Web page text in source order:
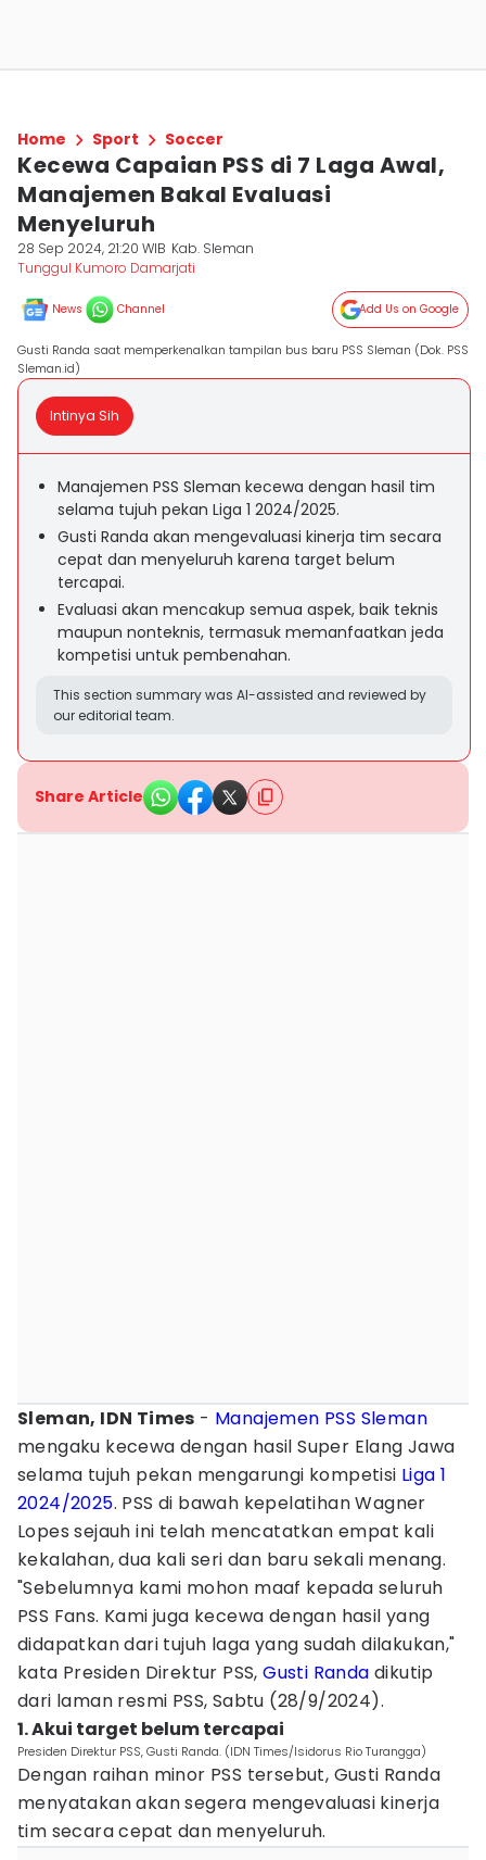
Home Sport Soccer
Kecewa Capaian PSS di 7 Laga Awal,
Manajemen Bakal Evaluasi
Menyeluruh
28 Sep 2024, 21:20 WIB Kab. Sleman
Tunggul Kumoro Damarjati
News Channel Add Us on Google
Gusti Randa saat memperkenalkan tampilan bus baru PSS Sleman (Dok. PSS
Sleman.id)
Intinya Sih
Manajemen PSS Sleman kecewa dengan hasil tim
selama tujuh pekan Liga 1 2024/2025.
Gusti Randa akan mengevaluasi kinerja tim secara
cepat dan menyeluruh karena target belum
tercapai.
Evaluasi akan mencakup semua aspek, baik teknis
maupun nonteknis, termasuk memanfaatkan jeda
kompetisi untuk pembenahan.
This section summary was AI-assisted and reviewed by
our editorial team.
Share Article
Sleman, IDN Times - Manajemen PSS Sleman
mengaku kecewa dengan hasil Super Elang Jawa
selama tujuh pekan mengarungi kompetisi Liga 1
2024/2025. PSS di bawah kepelatihan Wagner
Lopes sejauh ini telah mencatatkan empat kali
kekalahan, dua kali seri dan baru sekali menang.
"Sebelumnya kami mohon maaf kepada seluruh
PSS Fans. Kami juga kecewa dengan hasil yang
didapatkan dari tujuh laga yang sudah dilakukan,"
kata Presiden Direktur PSS,Gusti Randa dikutip
dari laman resmi PSS, Sabtu (28/9/2024).
1. Akui target belum tercapai
Presiden Direktur PSS, Gusti Randa. (IDN Times/Isidorus Rio Turangga)
Dengan raihan minor PSS tersebut, Gusti Randa
menyatakan akan segera mengevaluasi kinerja
tim secara cepat dan menyeluruh.